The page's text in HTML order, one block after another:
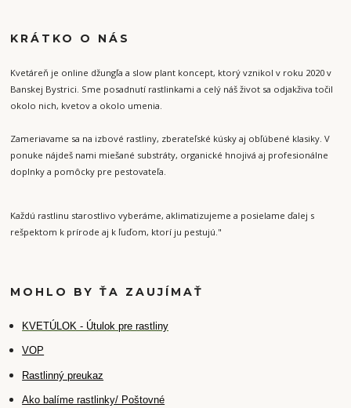
KRÁTKO O NÁS
Kvetáreň je online džungľa a slow plant koncept, ktorý vznikol v roku 2020 v
Banskej Bystrici. Sme posadnutí rastlinkami a celý náš život sa odjakživa točil
okolo nich, kvetov a okolo umenia.
Zameriavame sa na izbové rastliny, zberateľské kúsky aj obľúbené klasiky. V
ponuke nájdeš nami miešané substráty, organické hnojivá aj profesionálne
doplnky a pomôcky pre pestovateľa.
Každú rastlinu starostlivo vyberáme, aklimatizujeme a posielame ďalej s
rešpektom k prírode aj k ľuďom, ktorí ju pestujú."
MOHLO BY ŤA ZAUJÍMAŤ
KVETÚLOK - Útulok pre rastliny
VOP
Rastlinný preukaz
Ako balíme rastlinky/ Poštovné